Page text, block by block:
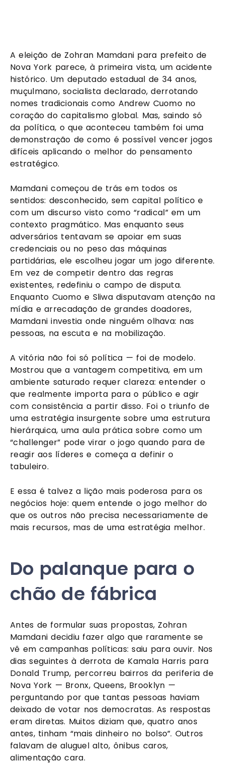
A eleição de Zohran Mamdani para prefeito de
Nova York parece, à primeira vista, um acidente
histórico. Um deputado estadual de 34 anos,
muçulmano, socialista declarado, derrotando
nomes tradicionais como Andrew Cuomo no
coração do capitalismo global. Mas, saindo só
da política, o que aconteceu também foi uma
demonstração de como é possível vencer jogos
difíceis aplicando o melhor do pensamento
estratégico.
Mamdani começou de trás em todos os
sentidos: desconhecido, sem capital político e
com um discurso visto como “radical” em um
contexto pragmático. Mas enquanto seus
adversários tentavam se apoiar em suas
credenciais ou no peso das máquinas
partidárias, ele escolheu jogar um jogo diferente.
Em vez de competir dentro das regras
existentes, redefiniu o campo de disputa.
Enquanto Cuomo e Sliwa disputavam atenção na
mídia e arrecadação de grandes doadores,
Mamdani investia onde ninguém olhava: nas
pessoas, na escuta e na mobilização.
A vitória não foi só política — foi de modelo.
Mostrou que a vantagem competitiva, em um
ambiente saturado requer clareza: entender o
que realmente importa para o público e agir
com consistência a partir disso. Foi o triunfo de
uma estratégia insurgente sobre uma estrutura
hierárquica, uma aula prática sobre como um
“challenger” pode virar o jogo quando para de
reagir aos líderes e começa a definir o
tabuleiro.
E essa é talvez a lição mais poderosa para os
negócios hoje: quem entende o jogo melhor do
que os outros não precisa necessariamente de
mais recursos, mas de uma estratégia melhor.
Do palanque para o
chão de fábrica
Antes de formular suas propostas, Zohran
Mamdani decidiu fazer algo que raramente se
vê em campanhas políticas: saiu para ouvir. Nos
dias seguintes à derrota de Kamala Harris para
Donald Trump, percorreu bairros da periferia de
Nova York — Bronx, Queens, Brooklyn —
perguntando por que tantas pessoas haviam
deixado de votar nos democratas. As respostas
eram diretas. Muitos diziam que, quatro anos
antes, tinham “mais dinheiro no bolso”. Outros
falavam de aluguel alto, ônibus caros,
alimentação cara.